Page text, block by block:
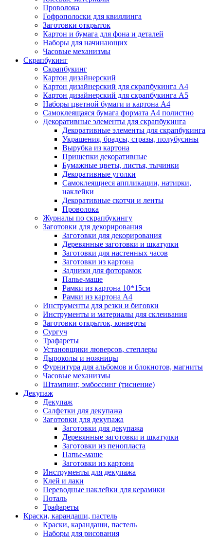
Проволока
Гофрополоски для квиллинга
Заготовки открыток
Картон и бумага для фона и деталей
Наборы для начинающих
Часовые механизмы
Скрапбукинг
Скрапбукинг
Картон дизайнерский
Картон дизайнерский для скрапбукинга А4
Картон дизайнерский для скрапбукинга А5
Наборы цветной бумаги и картона А4
Самоклеящаяся бумага формата А4 полистно
Декоративные элементы для скрапбукинга
Декоративные элементы для скрапбукинга
Украшения, брадсы, стразы, полубусины
Вырубка из картона
Прищепки декоративные
Бумажные цветы, листья, тычинки
Декоративные уголки
Самоклеящиеся аппликации, натирки,
наклейки
Декоративные скотчи и ленты
Проволока
Журналы по скрапбукингу
Заготовки для декорирования
Заготовки для декорирования
Деревянные заготовки и шкатулки
Заготовки для настенных часов
Заготовки из картона
Задники для фоторамок
Папье-маше
Рамки из картона 10*15см
Рамки из картона А4
Инструменты для резки и биговки
Инструменты и материалы для склеивания
Заготовки открыток, конверты
Сургуч
Трафареты
Установщики люверсов, степлеры
Дыроколы и ножницы
Фурнитура для альбомов и блокнотов, магниты
Часовые механизмы
Штампинг, эмбоссинг (тиснение)
Декупаж
Декупаж
Салфетки для декупажа
Заготовки для декупажа
Заготовки для декупажа
Деревянные заготовки и шкатулки
Заготовки из пенопласта
Папье-маше
Заготовки из картона
Инструменты для декупажа
Клей и лаки
Переводные наклейки для керамики
Поталь
Трафареты
Краски, карандаши, пастель
Краски, карандаши, пастель
Наборы для рисования